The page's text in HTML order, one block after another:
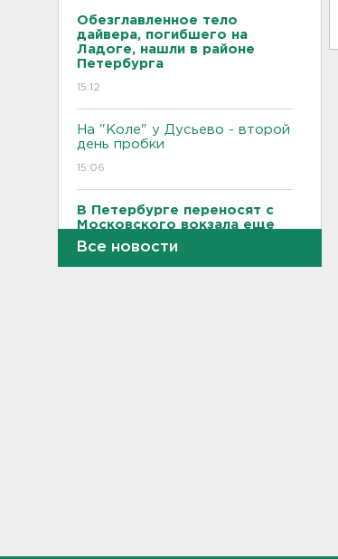
Обезглавленное тело
дайвера, погибшего на
Ладоге, нашли в районе
Петербурга
15:12
На "Коле" у Дусьево - второй
день пробки
15:06
В Петербурге переносят с
Московского вокзала еще
ряд электричек
Все новости